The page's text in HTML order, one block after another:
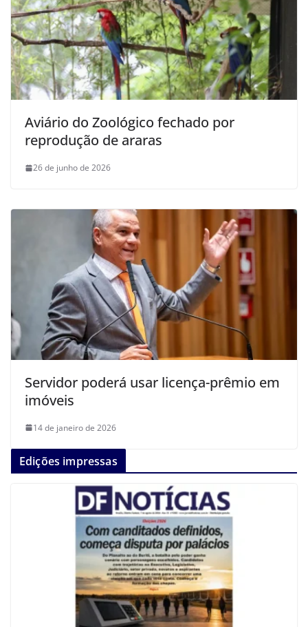
Aviário do Zoológico fechado por
reprodução de araras
26 de junho de 2026
Servidor poderá usar licença-prêmio em
imóveis
14 de janeiro de 2026
Edições impressas